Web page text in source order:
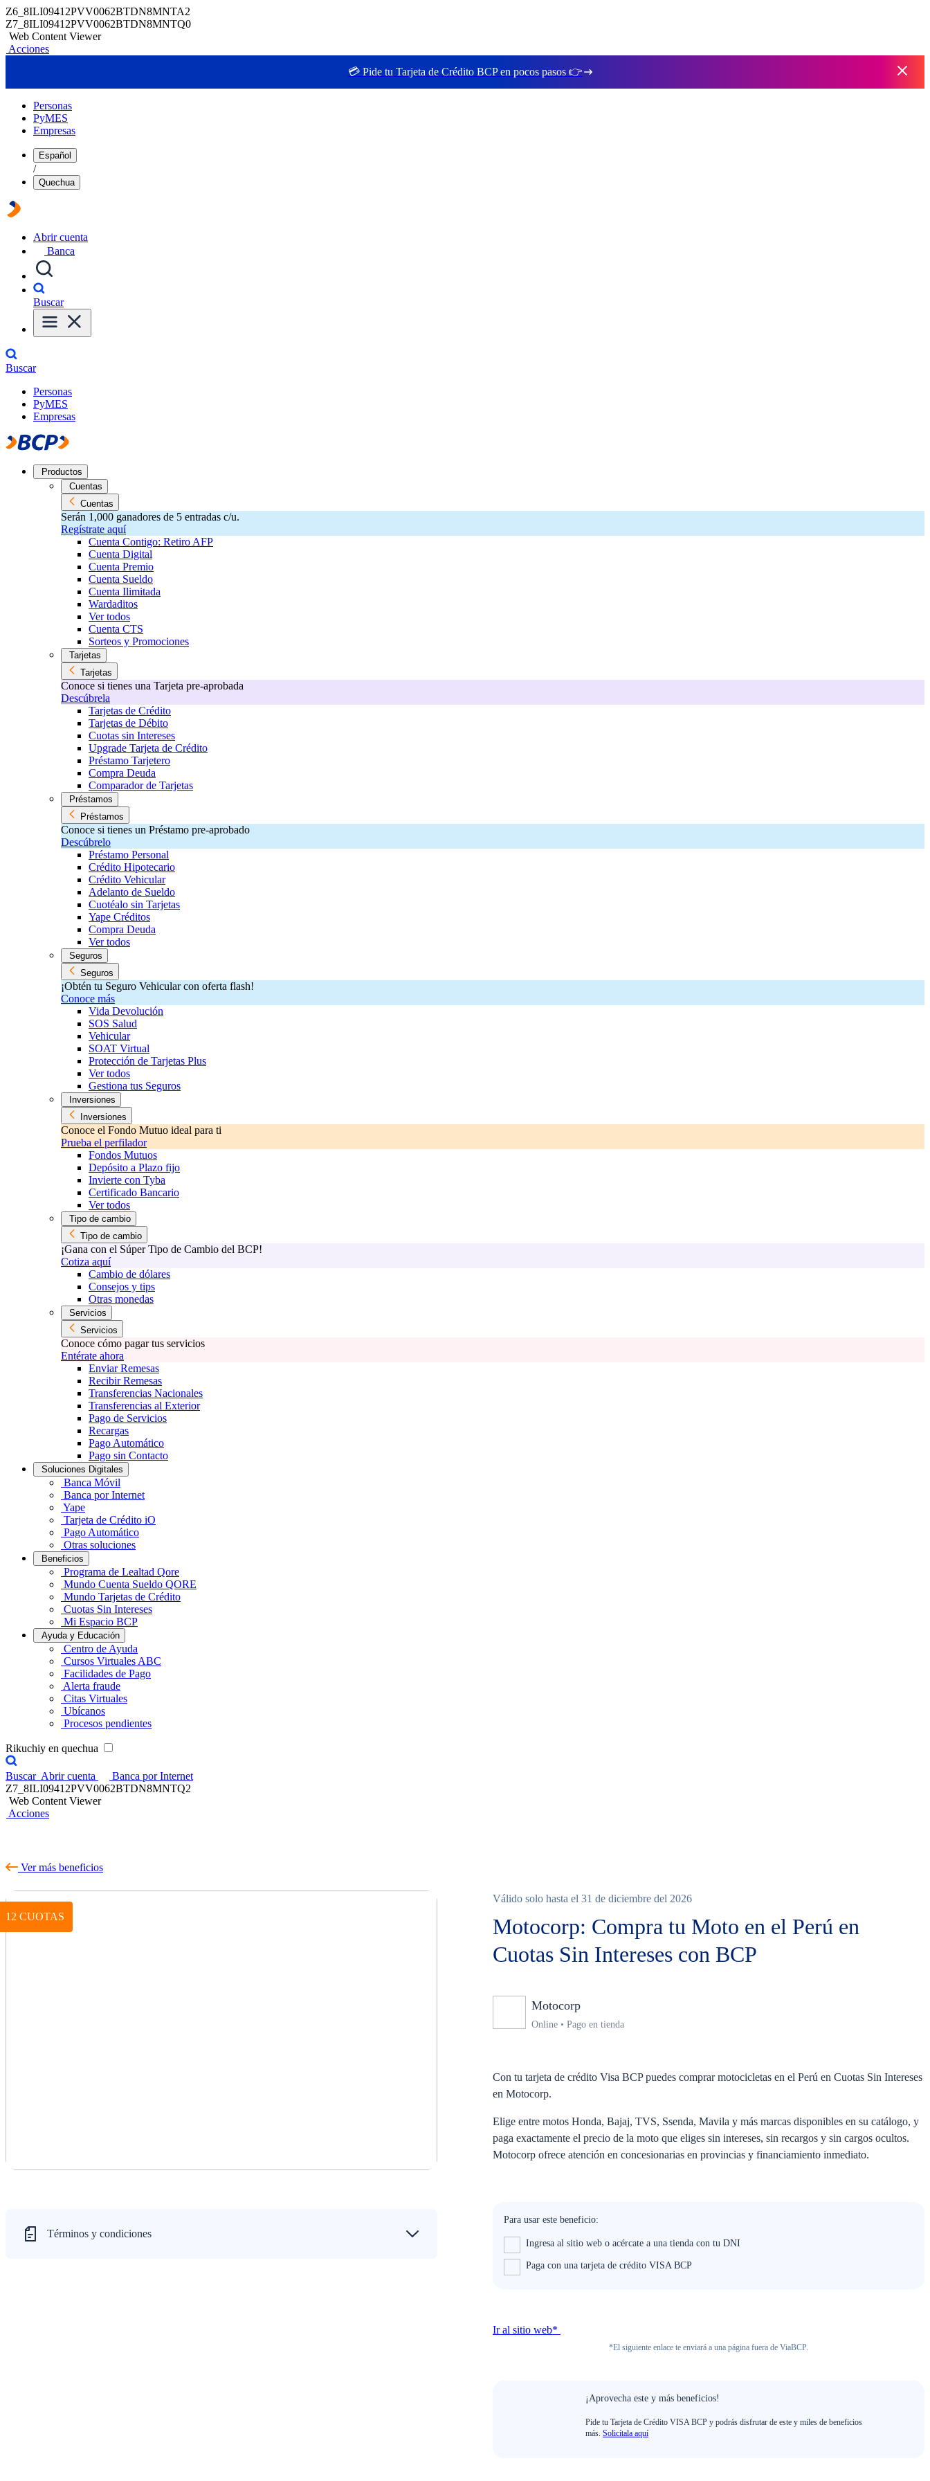
Z6_8ILI09412PVV0062BTDN8MNTA2
Z7_8ILI09412PVV0062BTDN8MNTQ0
Web Content Viewer
Acciones
💳 Pide tu Tarjeta de Crédito BCP en pocos pasos 👉
Personas
PyMES
Empresas
Español
/
Quechua
Abrir cuenta
Banca
Buscar
Buscar
Personas
PyMES
Empresas
Productos
Cuentas
Cuentas
Serán 1,000 ganadores de 5 entradas c/u.
Regístrate aquí
Cuenta Contigo: Retiro AFP
Cuenta Digital
Cuenta Premio
Cuenta Sueldo
Cuenta Ilimitada
Wardaditos
Ver todos
Cuenta CTS
Sorteos y Promociones
Tarjetas
Tarjetas
Conoce si tienes una Tarjeta pre-aprobada
Descúbrela
Tarjetas de Crédito
Tarjetas de Débito
Cuotas sin Intereses
Upgrade Tarjeta de Crédito
Préstamo Tarjetero
Compra Deuda
Comparador de Tarjetas
Préstamos
Préstamos
Conoce si tienes un Préstamo pre-aprobado
Descúbrelo
Préstamo Personal
Crédito Hipotecario
Crédito Vehicular
Adelanto de Sueldo
Cuotéalo sin Tarjetas
Yape Créditos
Compra Deuda
Ver todos
Seguros
Seguros
¡Obtén tu Seguro Vehicular con oferta flash!
Conoce más
Vida Devolución
SOS Salud
Vehicular
SOAT Virtual
Protección de Tarjetas Plus
Ver todos
Gestiona tus Seguros
Inversiones
Inversiones
Conoce el Fondo Mutuo ideal para ti
Prueba el perfilador
Fondos Mutuos
Depósito a Plazo fijo
Invierte con Tyba
Certificado Bancario
Ver todos
Tipo de cambio
Tipo de cambio
¡Gana con el Súper Tipo de Cambio del BCP!
Cotiza aquí
Cambio de dólares
Consejos y tips
Otras monedas
Servicios
Servicios
Conoce cómo pagar tus servicios
Entérate ahora
Enviar Remesas
Recibir Remesas
Transferencias Nacionales
Transferencias al Exterior
Pago de Servicios
Recargas
Pago Automático
Pago sin Contacto
Soluciones Digitales
Banca Móvil
Banca por Internet
Yape
Tarjeta de Crédito iO
Pago Automático
Otras soluciones
Beneficios
Programa de Lealtad Qore
Mundo Cuenta Sueldo QORE
Mundo Tarjetas de Crédito
Cuotas Sin Intereses
Mi Espacio BCP
Ayuda y Educación
Centro de Ayuda
Cursos Virtuales ABC
Facilidades de Pago
Alerta fraude
Citas Virtuales
Ubícanos
Procesos pendientes
Rikuchiy en quechua
Buscar Abrir cuenta
Banca por Internet
Z7_8ILI09412PVV0062BTDN8MNTQ2
Web Content Viewer
Acciones
Ver más beneficios
12 CUOTAS
Términos y condiciones
Válido solo hasta el 31 de diciembre del 2026
Motocorp: Compra tu Moto en el Perú en
Cuotas Sin Intereses con BCP
Motocorp
Online • Pago en tienda
Con tu tarjeta de crédito Visa BCP puedes comprar motocicletas en el Perú en Cuotas Sin Intereses
en Motocorp.
Elige entre motos Honda, Bajaj, TVS, Ssenda, Mavila y más marcas disponibles en su catálogo, y
paga exactamente el precio de la moto que eliges sin intereses, sin recargos y sin cargos ocultos.
Motocorp ofrece atención en concesionarias en provincias y financiamiento inmediato.
Para usar este beneficio:
Ingresa al sitio web o acércate a una tienda con tu DNI
Paga con una tarjeta de crédito VISA BCP
Ir al sitio web*
*El siguiente enlace te enviará a una página fuera de ViaBCP.
¡Aprovecha este y más beneficios!
Pide tu Tarjeta de Crédito VISA BCP y podrás disfrutar de este y miles de beneficios
más. Solicítala aquí